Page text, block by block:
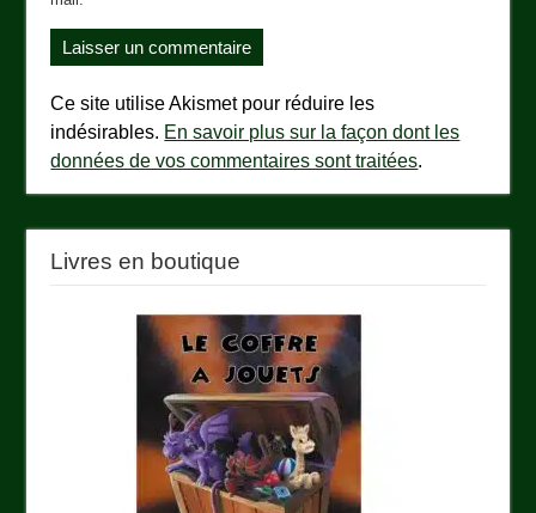
Ce site utilise Akismet pour réduire les
indésirables. En savoir plus sur la façon dont les
données de vos commentaires sont traitées.
Livres en boutique